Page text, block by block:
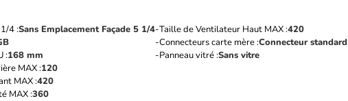
4 :Sans Emplacement Façade 5 1/4
:168 mm
MAX :120
MAX :420
MAX :360
Taille de Ventilateur Haut MAX :420
Connecteurs carte mère :Connecteur standard
Panneau vitré :Sans vitre